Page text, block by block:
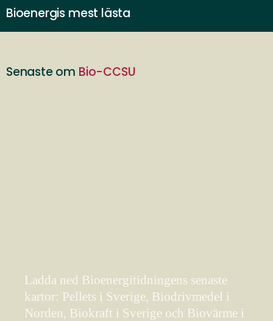
Bioenergis mest lästa
Senaste om Bio-CCSU
Ladda ned Bioenergitidningens senaste
kartor: Pellets i Sverige, Biodrivmedel i
Norden, Biokraft i Sverige och Biovärme i